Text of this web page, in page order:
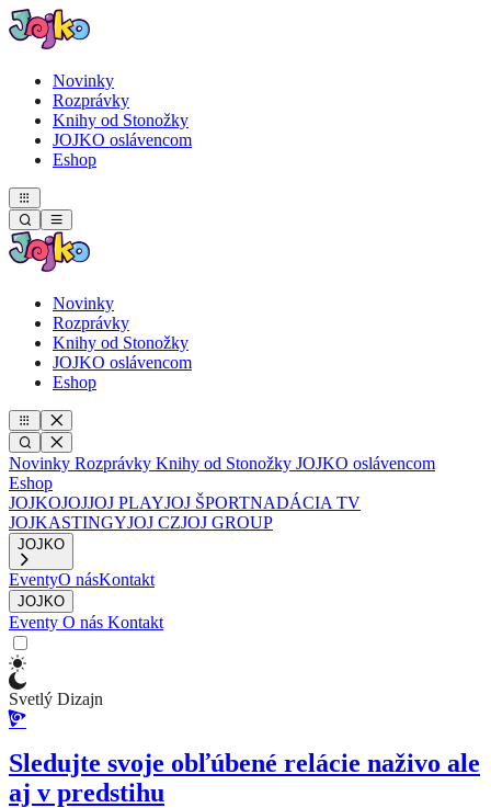
Novinky
Rozprávky
Knihy od Stonožky
JOJKO oslávencom
Eshop
Novinky
Rozprávky
Knihy od Stonožky
JOJKO oslávencom
Eshop
Novinky Rozprávky Knihy od Stonožky JOJKO oslávencom
Eshop
JOJKOJOJJOJ PLAYJOJ ŠPORTNADÁCIA TV
JOJKASTINGYJOJ CZJOJ GROUP
JOJKO
EventyO násKontakt
JOJKO
Eventy O nás Kontakt
Svetlý Dizajn
Sledujte svoje obľúbené relácie naživo ale
aj v predstihu